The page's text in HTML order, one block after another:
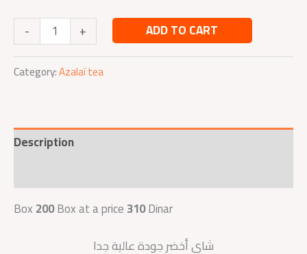
-
+ ADD TO CART
Category:Azalaï tea
Description
Box200Box at a price310Dinar
شاي أخضر جودة عالية جدا